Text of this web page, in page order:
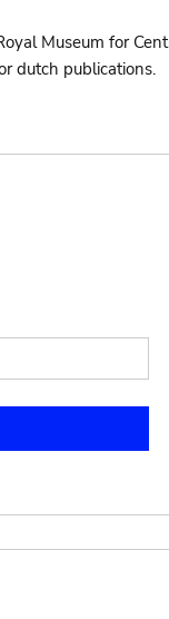
Museum for
dutch publications.